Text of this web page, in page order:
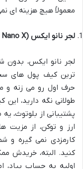
معمولاً هیچ هزینه ای
لجر نانو ایکس (Ledger Nano X)
لجر نانو ایکس، بدون
ترین کیف پول های
حرف اول رو می زنه و
طولانی نگه دارید،
پشتیبانی از بلوتوث،
ارز و توکن، از
کارمزدی نمی گیره و
کنید. البته، خریدش
اولیه به حساب بیاد،